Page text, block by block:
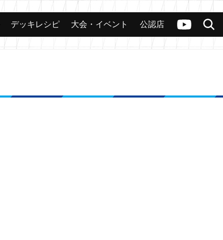
ヴァンガードch
検索
カード 大会 公認店舗 その他
デッキレシピ 大会・イベント 公認店